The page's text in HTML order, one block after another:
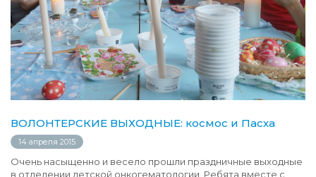
ВОЛОНТЕРСКИЕ ВЫХОДНЫЕ: космос и Пасха
14 апреля 2015
Очень насыщенно и весело прошли праздничные выходные
в отделении детской онкогематологии. Ребята вместе с